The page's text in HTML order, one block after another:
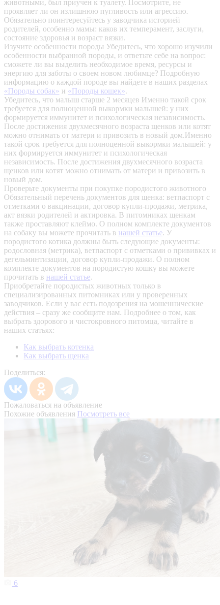
животными, был приучен к туалету. Посмотрите, не
проявляет ли он излишнюю пугливость или агрессию.
Обязательно поинтересуйтесь у заводчика историей
родителей, особенно мамы: каков их темперамент, заслуги,
состояние здоровья и возраст вязки.
Изучите особенности породы Убедитесь, что хорошо изучили
особенности выбранной породы, и ответьте себе на вопрос:
сможете ли вы выделить необходимое время, ресурсы и
энергию для заботы о своем новом любимце? Подробную
информацию о каждой породе вы найдете в наших разделах
«Породы собак» и «Породы кошек».
Убедитесь, что малыш старше 2 месяцев Именно такой срок
требуется для полноценной выкормки малышей: у них
формируется иммунитет и психологическая независимость.
После достижения двухмесячного возраста щенков или котят
можно отнимать от матери и привозить в новый дом.Именно
такой срок требуется для полноценной выкормки малышей: у
них формируется иммунитет и психологическая
независимость. После достижения двухмесячного возраста
щенков или котят можно отнимать от матери и привозить в
новый дом.
Проверьте документы при покупке породистого животного
Обязательный перечень документов для щенка: ветпаспорт с
отметками о вакцинации, договор купли-продажи, метрика,
акт вязки родителей и актировка. В питомниках щенкам
также проставляют клеймо. О полном комплекте документов
на собаку вы можете прочитать в нашей статье. У
породистого котика должны быть следующие документы:
родословная (метрика), ветпаспорт с отметками о прививках и
дегельминтизации, договор купли-продажи. О полном
комплекте документов на породистую кошку вы можете
прочитать в нашей статье.
Приобретайте породистых животных только в
специализированных питомниках или у проверенных
заводчиков. Если у вас есть подозрения на мошеннические
действия – сразу же сообщите нам. Подробнее о том, как
выбрать здорового и чистокровного питомца, читайте в
наших статьях:
Как выбрать котенка
Как выбрать щенка
Поделиться:
Пожаловаться на объявление
Похожие объявления Посмотреть все
6